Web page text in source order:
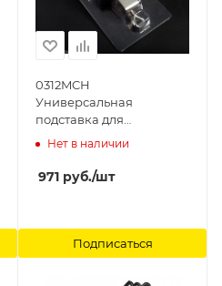
0312MCH
Универсальная
подставка для
аэрографа MACHETE
Нет в наличии
971 руб./шт
Подписаться